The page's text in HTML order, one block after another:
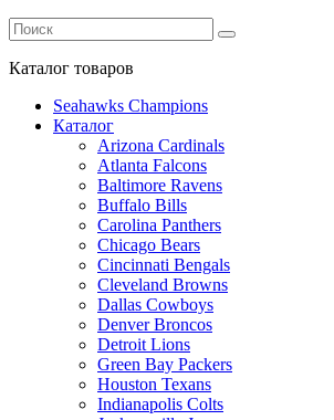
Каталог товаров
Seahawks Champions
Каталог
Arizona Cardinals
Atlanta Falcons
Baltimore Ravens
Buffalo Bills
Carolina Panthers
Chicago Bears
Cincinnati Bengals
Cleveland Browns
Dallas Cowboys
Denver Broncos
Detroit Lions
Green Bay Packers
Houston Texans
Indianapolis Colts